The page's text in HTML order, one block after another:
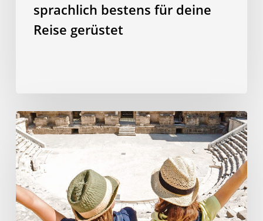
sprachlich bestens für deine
Reise gerüstet
Warum
Sie
Ihre
Kinder
auf
Sprachreise
schicken